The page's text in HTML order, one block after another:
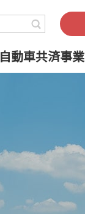
自動車共済事業